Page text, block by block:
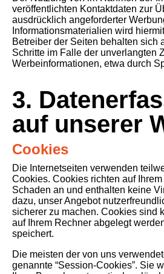
veröffentlichten Kontaktdaten zur
ausdrücklich angeforderter
Informationsmaterialien wird
Betreiber der Seiten behalten sich
Schritte im Falle der unverlangten
Werbeinformationen, etwa durch
3.
auf unserer
Cookies
Die Internetseiten verwenden
Cookies. Cookies richten auf
Schaden an und enthalten keine
dazu, unser Angebot
sicherer zu machen. Cookies sind
auf Ihrem Rechner abgelegt
speichert.
Die meisten der von uns
genannte “Session-Cookies”. Sie